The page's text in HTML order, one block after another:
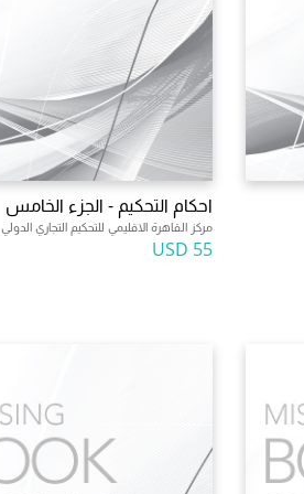
احكام التحكيم - الجزء الخامس
مركز القاهرة الاقليمي للتحكيم التجاري الدولي
55 USD